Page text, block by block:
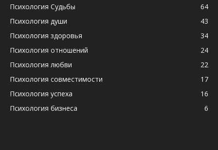
Психология Судьбы
64
Психология души
43
Психология здоровья
34
Психология отношений
24
Психология любви
22
Психология совместимости
17
Психология успеха
16
Психология бизнеса
6